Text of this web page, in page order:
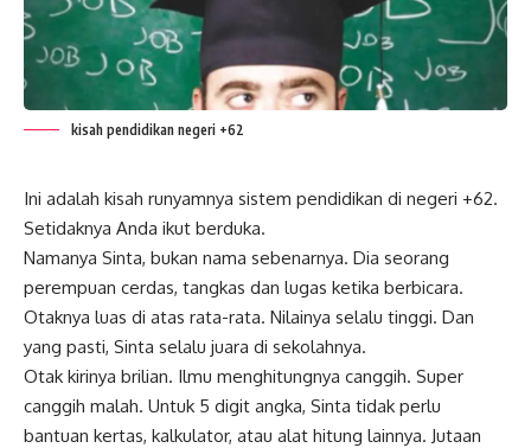
kisah pendidikan negeri +62
Ini adalah kisah runyamnya sistem pendidikan di negeri +62.
Setidaknya Anda ikut berduka.
Namanya Sinta, bukan nama sebenarnya. Dia seorang
perempuan cerdas, tangkas dan lugas ketika berbicara.
Otaknya luas di atas rata-rata. Nilainya selalu tinggi. Dan
yang pasti, Sinta selalu juara di sekolahnya.
Otak kirinya brilian. Ilmu menghitungnya canggih. Super
canggih malah. Untuk 5 digit angka, Sinta tidak perlu
bantuan kertas, kalkulator, atau alat hitung lainnya. Jutaan